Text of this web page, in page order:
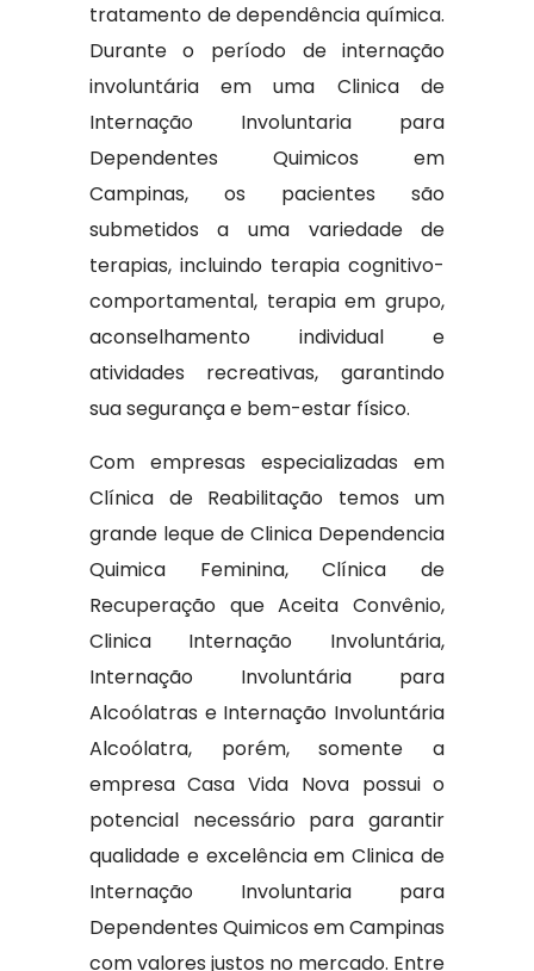
tratamento de dependência química.
Durante o período de internação
involuntária em uma Clinica de
Internação Involuntaria para
Dependentes Quimicos em
Campinas, os pacientes são
submetidos a uma variedade de
terapias, incluindo terapia cognitivo-
comportamental, terapia em grupo,
aconselhamento individual e
atividades recreativas, garantindo
sua segurança e bem-estar físico.
Com empresas especializadas em
Clínica de Reabilitação temos um
grande leque de Clinica Dependencia
Quimica Feminina, Clínica de
Recuperação que Aceita Convênio,
Clinica Internação Involuntária,
Internação Involuntária para
Alcoólatras e Internação Involuntária
Alcoólatra, porém, somente a
empresa Casa Vida Nova possui o
potencial necessário para garantir
qualidade e excelência em Clinica de
Internação Involuntaria para
Dependentes Quimicos em Campinas
com valores justos no mercado. Entre